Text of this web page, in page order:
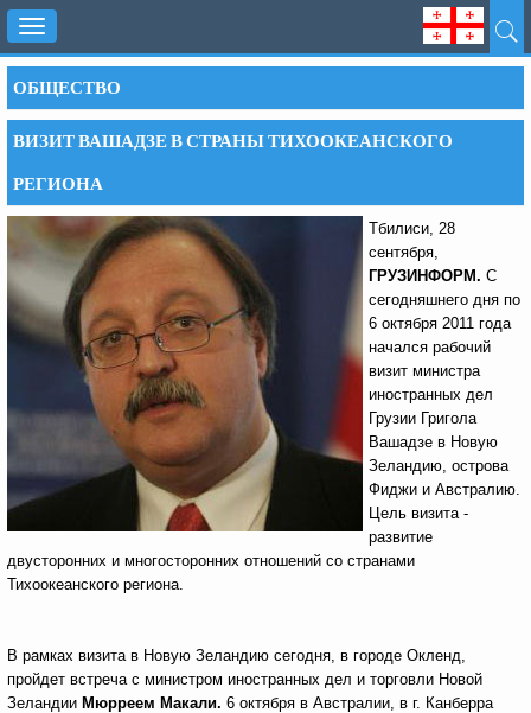
Toggle
navigation
ОБЩЕСТВО
ВИЗИТ ВАШАДЗЕ В СТРАНЫ ТИХООКЕАНСКОГО
РЕГИОНА
Тбилиси, 28
сентября,
ГРУЗИНФОРМ. С
сегодняшнего дня по
6 октября 2011 года
начался рабочий
визит министра
иностранных дел
Грузии Григола
Вашадзе в Новую
Зеландию, острова
Фиджи и Австралию.
Цель визита -
развитие
двусторонних и многосторонних отношений со странами
Тихоокеанского региона.
В рамках визита в Новую Зеландию сегодня, в городе Окленд,
пройдет встреча с министром иностранных дел и торговли Новой
Зеландии Мюрреем Макали. 6 октября в Австралии, в г. Канберра